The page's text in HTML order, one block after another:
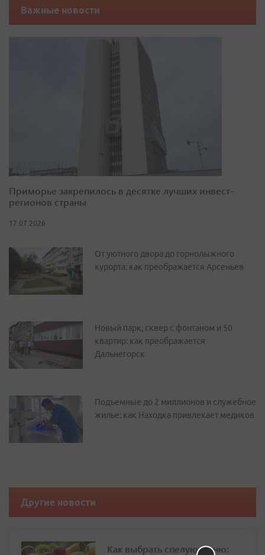
Важные новости
Приморье закрепилось в десятке лучших инвест-
регионов страны
17.07.2026
От уютного двора до горнолыжного
курорта: как преображается Арсеньев
Новый парк, сквер с фонтаном и 50
квартир: как преображается
Дальнегорск
Подъемные до 2 миллионов и служебное
жилье: как Находка привлекает медиков
Другие новости
Как выбрать спелую дыню: